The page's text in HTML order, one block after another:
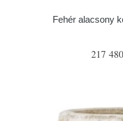
Fehér alacsony
217